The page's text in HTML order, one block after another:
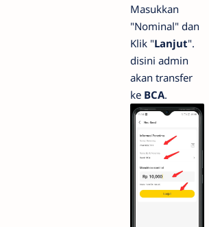
Masukkan
"Nominal" dan
Klik "Lanjut".
disini admin
akan transfer
ke BCA.